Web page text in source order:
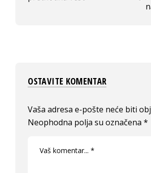
OSTAVITE KOMENTAR
Vaša adresa e-pošte neće biti
Neophodna polja su označena*